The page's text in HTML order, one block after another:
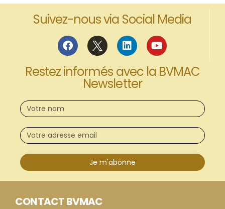
Suivez-nous via Social Media
Restez informés avec la BVMAC
Newsletter
Je m'abonne
CONTACT BVMAC